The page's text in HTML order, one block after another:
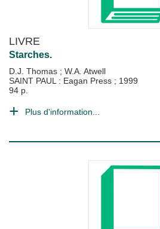
LIVRE
Starches.
D.J. Thomas ; W.A. Atwell
SAINT PAUL : Eagan Press ; 1999
94 p.
Plus d'information...